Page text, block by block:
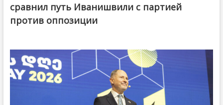
сравнил путь Иванишвили с партией
против оппозиции